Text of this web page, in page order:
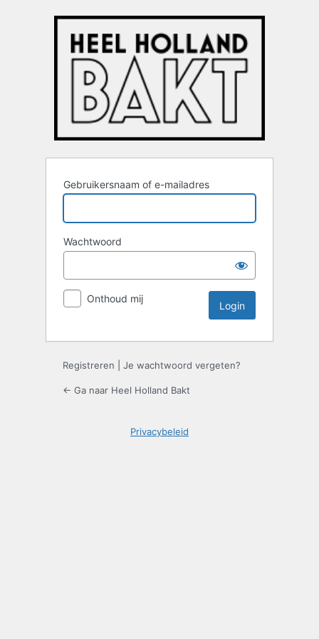
Gebruikersnaam of e-mailadres
Wachtwoord
Onthoud mij
Registreren Je wachtwoord vergeten?
← Ga naar Heel Holland Bakt
Privacybeleid